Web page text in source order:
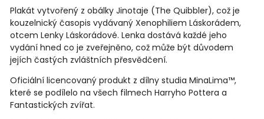
Plakát vytvořený z obálky Jinotaje (The Quibbler), což je
kouzelnický časopis vydávaný Xenophiliem Láskorádem,
otcem Lenky Láskorádové. Lenka dostává každé jeho
vydání hned co je zveřejněno, což může být důvodem
jejích častých zvláštních přesvědčení.
Oficiální licencovaný produkt z dílny studia MinaLima™,
které se podílelo na všech filmech Harryho Pottera a
Fantastických zvířat.